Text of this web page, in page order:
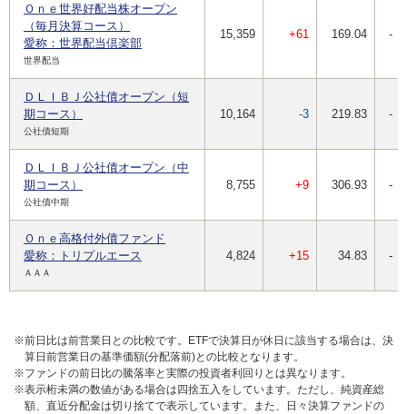
Ｏｎｅ世界好配当株オープン
（毎月決算コース）
愛称：世界配当倶楽部
世界配当
15,359 +61 169.04 -
ＤＬＩＢＪ公社債オープン（短
期コース）
公社債短期
10,164 -3 219.83 -
ＤＬＩＢＪ公社債オープン（中
期コース）
公社債中期
8,755 +9 306.93 -
Ｏｎｅ高格付外債ファンド
愛称：トリプルエース
ＡＡＡ
4,824 +15 34.83 -
※前日比は前営業日との比較です。ETFで決算日が休日に該当する場合は、決
算日前営業日の基準価額(分配落前)との比較となります。
※ファンドの前日比の騰落率と実際の投資者利回りとは異なります。
※表示桁未満の数値がある場合は四捨五入をしています。ただし、純資産総
額、直近分配金は切り捨てで表示しています。また、日々決算ファンドの